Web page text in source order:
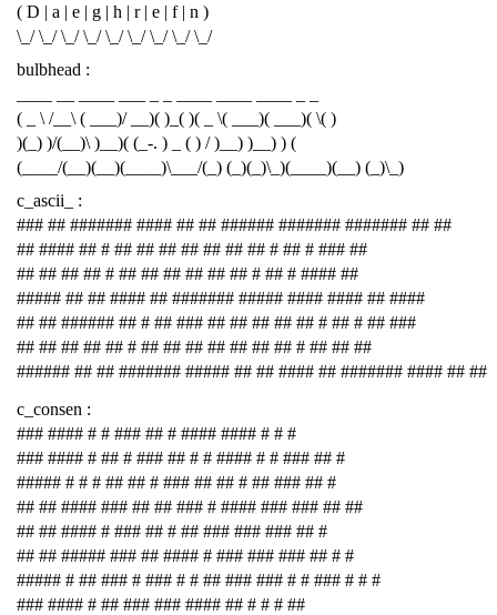
( D | a | e | g | h | r | e | f | n )
\_/ \_/ \_/ \_/ \_/ \_/ \_/ \_/ \_/
bulbhead :
( _ \ /__\ ( ___)/ __)( )_( )( _ \( ___)( ___)( \( )
)(_) )/(__)\ )__)( (_-. ) _ ( ) / )__) )__) ) (
(____/(__)(__)(____)\___/(_) (_)(_)\_)(____)(__) (_)\_)
c_ascii_ :
### ## ####### #### ## ## ###### ####### ####### ## ##
## #### ## # ## ## ## ## ## ## ## # ## # ### ##
## ## ## ## # ## ## ## ## ## ## # ## # #### ##
##### ## ## #### ## ####### ##### #### #### ## ####
## ## ###### ## # ## ### ## ## ## ## ## # ## # ## ###
## ## ## ## ## # ## ## ## ## ## ## ## # ## ## ##
###### ## ## ####### ##### ## ## #### ## ####### #### ## ##
c_consen :
### #### # # ### ## # #### #### # # #
### #### # ## # ### ## # # #### # # ### ## #
##### # # # ## ## # ### ## ## # ## ### ## #
## ## #### ### ## ## ### # #### ### ### ## ##
## ## #### # ### ## # ## ### ### ### ## #
## ## ##### ### ## #### # ### ### ### ## # #
##### # ## ### # ### # # ## ### ### # # ### # # #
### #### # ## ### ### #### ## # # # ##